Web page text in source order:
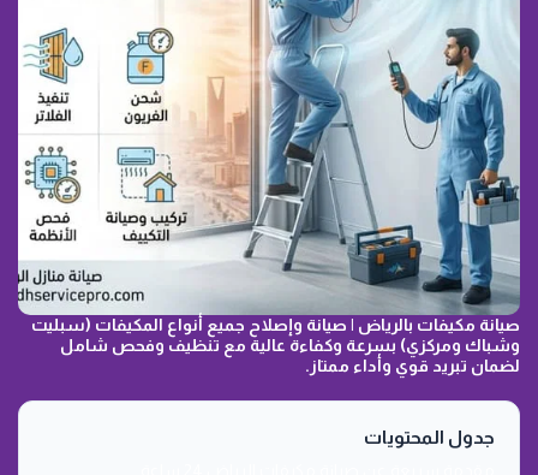
صيانة مكيفات بالرياض | صيانة وإصلاح جميع أنواع المكيفات (سبليت
وشباك ومركزي) بسرعة وكفاءة عالية مع تنظيف وفحص شامل
لضمان تبريد قوي وأداء ممتاز.
جدول المحتويات